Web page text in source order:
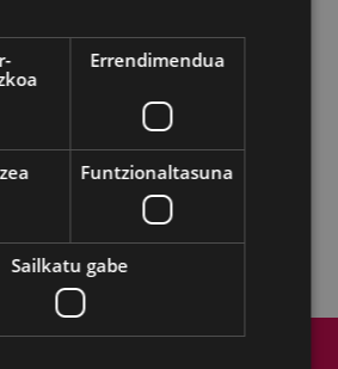
estilo jakin batean harrapatu
edaten duena. Soinua
etengabe bide berriak
ekaina bitartean Legarreko
bere lehen lana
Irisgarritasuna
Kontaktua
Errendimendua
Funtzionaltasuna
Sailkatu gabe